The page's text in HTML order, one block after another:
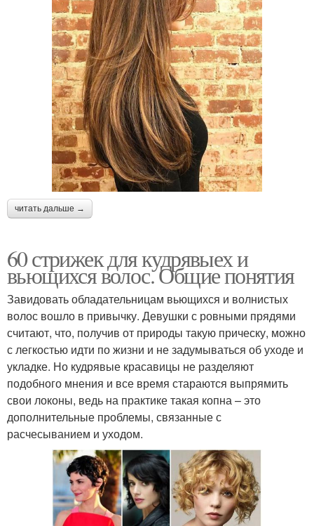
читать дальше →
60 стрижек для кудрявыех и
вьющихся волос. Общие понятия
Завидовать обладательницам вьющихся и волнистых
волос вошло в привычку. Девушки с ровными прядями
считают, что, получив от природы такую прическу, можно
с легкостью идти по жизни и не задумываться об уходе и
укладке. Но кудрявые красавицы не разделяют
подобного мнения и все время стараются выпрямить
свои локоны, ведь на практике такая копна – это
дополнительные проблемы, связанные с
расчесыванием и уходом.